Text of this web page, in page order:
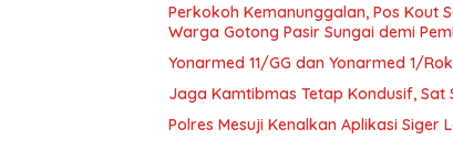
Perkokoh Kemanunggalan, Pos Kout
Warga Gotong Pasir Sungai demi
Yonarmed 11/GG dan Yonarmed 1/
Jaga Kamtibmas Tetap Kondusif,
Polres Mesuji Kenalkan Aplikasi Siger